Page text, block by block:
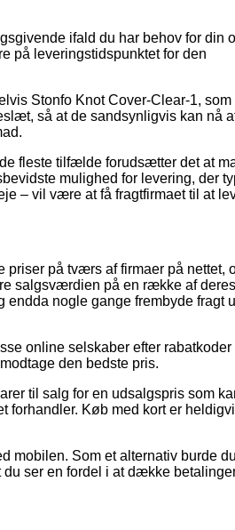
ifald du har behov for din
på leveringstidspunktet for den
Stonfo Knot Cover-Clear-1, som
så at de sandsynligvis kan nå
fleste tilfælde forudsætter det at
mulighed for levering, der
– vil være at få fragtfirmaet til at
på tværs af firmaer på nettet,
salgsværdien på en række af deres
nogle gange frembyde fragt
online selskaber efter rabatkoder
den bedste pris.
til salg for en udsalgspris som
forhandler. Køb med kort er
mobilen. Som et alternativ burde du
ser en fordel i at dække